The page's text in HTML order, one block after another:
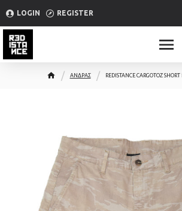
Please
This
website
LOGIN REGISTER
ΑΝΔΡΑΣ REDISTANCE CARGOTOZ